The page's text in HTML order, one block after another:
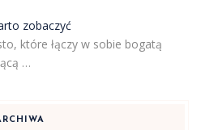
zobaczyć
które łączy w sobie bogatą
…